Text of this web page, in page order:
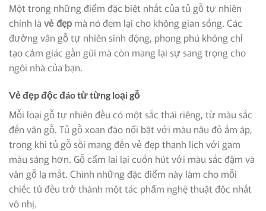
Một trong những điểm đặc biệt nhất của tủ gỗ tự nhiên
chính là vẻ đẹp mà nó đem lại cho không gian sống. Các
đường vân gỗ tự nhiên sinh động, phong phú không chỉ
tạo cảm giác gần gũi mà còn mang lại sự sang trọng cho
ngôi nhà của bạn.
Vẻ đẹp độc đáo từ từng loại gỗ
Mỗi loại gỗ tự nhiên đều có một sắc thái riêng, từ màu sắc
đến vân gỗ. Tủ gỗ xoan đào nổi bật với màu nâu đỏ ấm áp,
trong khi tủ gỗ sồi mang đến vẻ đẹp thanh lịch với gam
màu sáng hơn. Gỗ cẩm lai lại cuốn hút với màu sắc đậm và
vân gỗ lạ mắt. Chính những đặc điểm này làm cho mỗi
chiếc tủ đều trở thành một tác phẩm nghệ thuật độc nhất
vô nhị.